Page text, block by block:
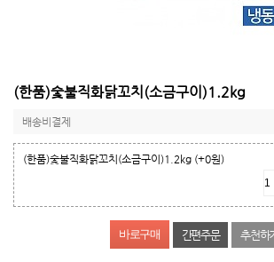
(한품)숯불직화닭꼬치(소금구이)1.2kg
배송비결제
(한품)숯불직화닭꼬치(소금구이)1.2kg (+0원)
간편주문 추천하